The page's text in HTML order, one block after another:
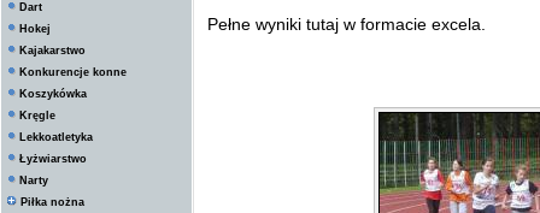
Dart
Hokej
Kajakarstwo
Konkurencje konne
Koszykówka
Kręgle
Lekkoatletyka
Łyżwiarstwo
Narty
Piłka nożna
Pełne wyniki tutaj w formacie excela.